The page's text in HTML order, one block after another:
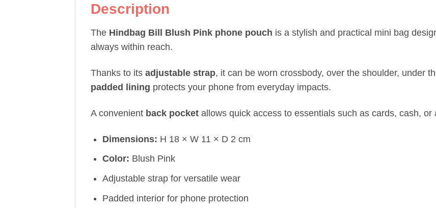
Description
The Hindbag Bill Blush Pink phone pouch is a stylish and practical mini bag
always within reach.
Thanks to its adjustable strap, it can be worn crossbody, over the shoulder, under
padded lining protects your phone from everyday impacts.
A convenient back pocket allows quick access to essentials such as cards, cash, or
Dimensions: H 18 × W 11 × D 2 cm
Color: Blush Pink
Adjustable strap for versatile wear
Padded interior for phone protection